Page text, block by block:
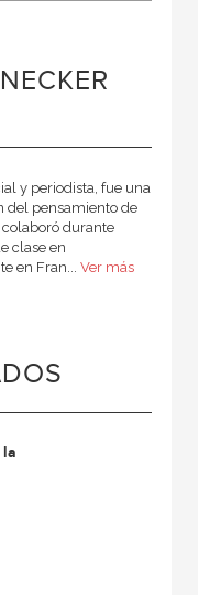
y periodista, fue una
del pensamiento de
durante
clase en
en Fran... Ver más
la